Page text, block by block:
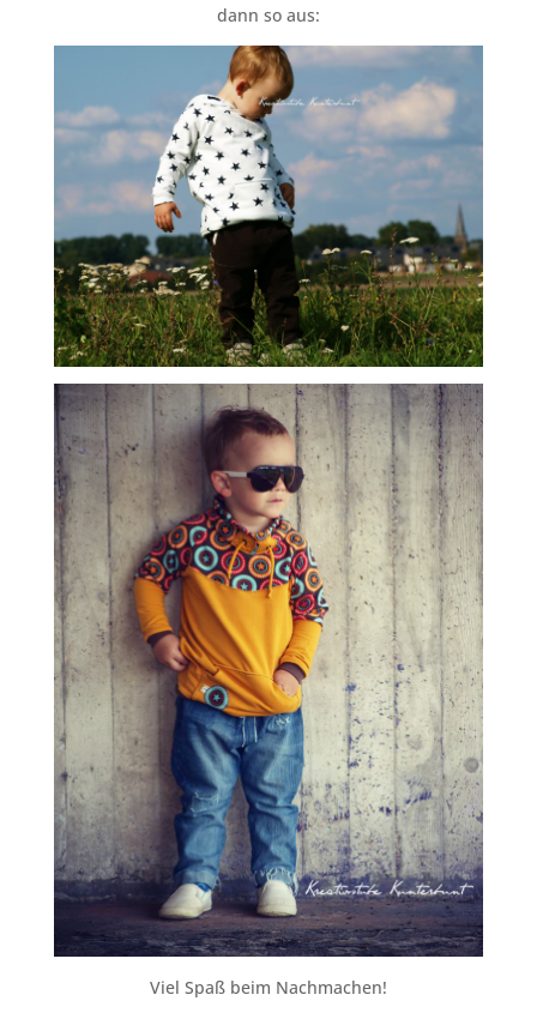
dann so aus:
Viel Spaß beim Nachmachen!